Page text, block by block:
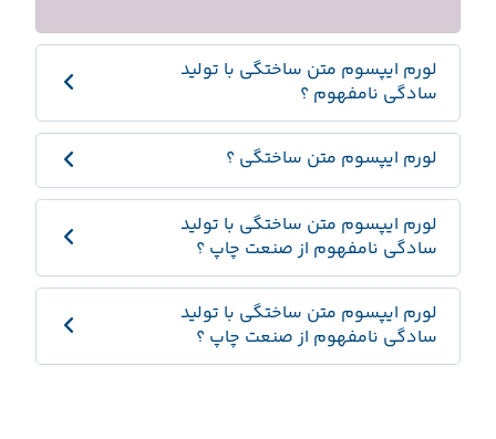
لورم ایپسوم متن ساختگی با تولید
سادگی نامفهوم ؟
لورم ایپسوم متن ساختگی ؟
لورم ایپسوم متن ساختگی با تولید
سادگی نامفهوم از صنعت چاپ ؟
لورم ایپسوم متن ساختگی با تولید
سادگی نامفهوم از صنعت چاپ ؟